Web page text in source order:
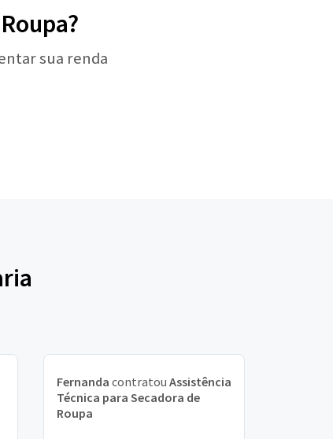
sua renda
Fernanda contratou Assistência
Técnica para Secadora de
Roupa